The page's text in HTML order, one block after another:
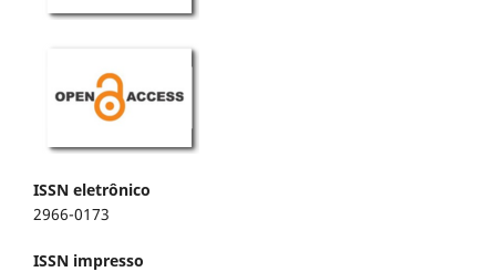
ISSN eletrônico
2966-0173
ISSN impresso